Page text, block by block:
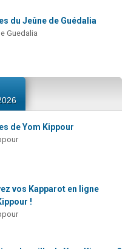
du Jeûne de Guédalia
Guedalia
de Yom Kippour
vos Kapparot en ligne
!